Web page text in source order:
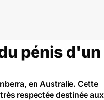
pénis d'un
en Australie. Cette
respectée destinée aux